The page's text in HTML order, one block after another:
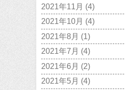
2021年11月 (4)
2021年10月 (4)
2021年8月 (1)
2021年7月 (4)
2021年6月 (2)
2021年5月 (4)